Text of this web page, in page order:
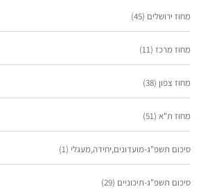
מחוז ירושלים (45)
מחוז מרכז (11)
מחוז צפון (38)
מחוז ת"א (51)
סיכום תשפ"ג-מועדונים,יחידה,מעגלי (1)
סיכום תשפ"ג-תיכוניים (29)